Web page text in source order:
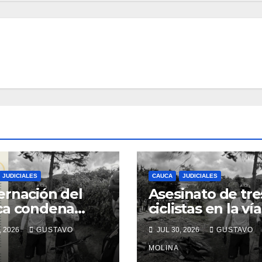
JUDICIALES
del
condena
de tres
y exige
urgentes
2026 GUSTAVO
CAUCA JUDICIALES
Asesinato de
ciclistas en la vía
Totoró – Silvia,
genera
consternación
JUL 30, 2026 GUSTAVO
MOLINA